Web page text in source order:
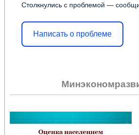
Столкнулись с проблемой —
Написать о проблеме